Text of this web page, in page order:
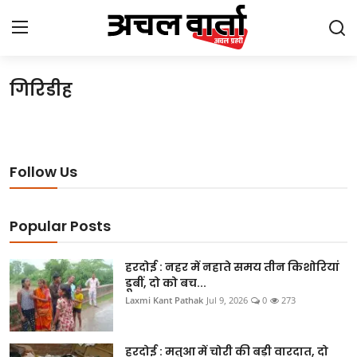
Login
Gallery
झारखंड
छत्तीसगढ़
गिरिडीह
Follow Us
Popular Posts
हरदोई : नहर में नहाते समय तीन किशोरियां
डूबीं, दो को बच...
Laxmi Kant Pathak Jul 9, 2026 0 273
हरदोई : मतुआ में चोरी की बड़ी वारदात, दो